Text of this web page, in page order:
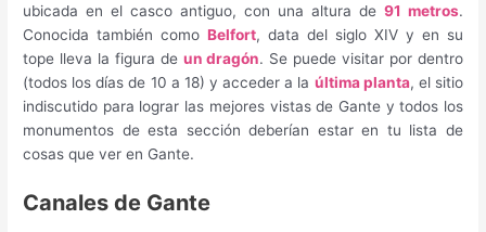
ubicada en el casco antiguo, con una altura de 91 metros.
Conocida también comoBelfort, data del siglo XIV y en su
tope lleva la figura de un dragón. Se puede visitar por dentro
(todos los días de 10 a 18) y acceder a la última planta, el sitio
indiscutido para lograr las mejores vistas de Gante y todos los
monumentos de esta sección deberían estar en tu lista de
cosas que ver en Gante.
Canales de Gante